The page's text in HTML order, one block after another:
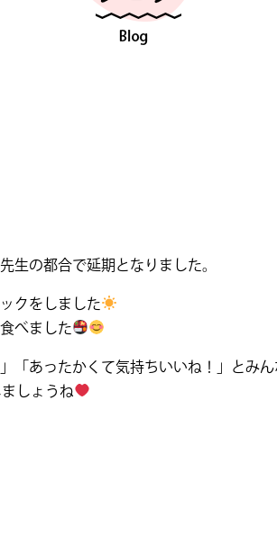
の都合で延期となりました。
クをしました
べました
「あったかくて気持ちいいね！」とみ
しょうね